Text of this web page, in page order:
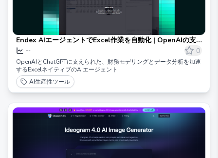
Endex AIエージェントでExcel作業を自動化 | OpenAIの支
援を受けています
-- 0
OpenAIとChatGPTに支えられた、財務モデリングとデータ分析を加速
するExcelネイティブのAIエージェント
AI生産性ツール